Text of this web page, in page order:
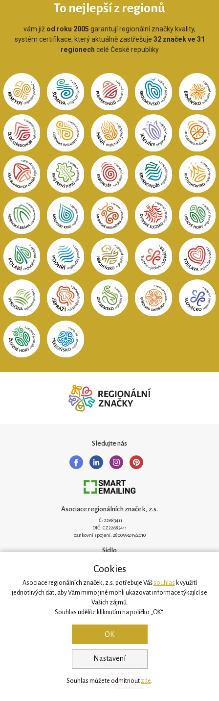
To nejlepší z regionů
vám již od roku 2005 garantují regionální značky kvality,
systém certifikace, který aktuálně zastřešuje 32 značek ve 31
regionech celé České republiky
Sledujte nás
Asociace regionálních značek, z.s.
IČ: 22683411
DIČ: CZ22683411
bankovní spojení: 2800553235/2010
Sídlo
251 62 Mukařov
Kancelář
Svatovítská 906/6
160 00 Praha 6
© 2026, Asociace regionálních značek
Cookies
Asociace regionálních značek, z.s. potřebuje Vášsouhlas k využití
jednotlivých dat, aby Vám mimo jiné mohli ukazovat informace týkající se
Vašich zájmů.
Souhlas udělíte kliknutím na políčko „OK“.
Nastavení
OK
Souhlas můžete odmítnout zde.